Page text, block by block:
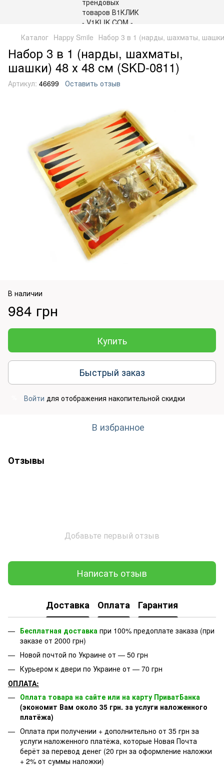
Каталог Happy Smile Набор 3 в 1 (нарды, шахматы,
Набор 3 в 1 (нарды, шахматы,
шашки) 48 х 48 см (SKD-0811)
Артикул: 46699 Оставить отзыв
В наличии
984 грн
Купить
Быстрый заказ
Войти для отображения накопительной скидки
В избранное
Отзывы
Добавьте первый отзыв
Написать отзыв
Доставка Оплата Гарантия
Бесплатная доставка при 100% предоплате заказа (при
заказе от 2000 грн)
Новой почтой по Украине от — 50 грн
Курьером к двери по Украине от — 70 грн
ОПЛАТА:
Оплата товара на сайте или на карту ПриватБанка
(экономит Вам около 35 грн. за услуги наложенного
платёжа)
Оплата при получении + дополнительно от 35 грн за
услуги наложенного платёжа, которые Новая Почта
берёт за перевод денег (20 грн за оформление наложки
+ 2% от суммы наложки)